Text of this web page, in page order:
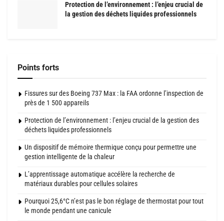
Protection de l’environnement : l’enjeu crucial de
la gestion des déchets liquides professionnels
Points forts
Fissures sur des Boeing 737 Max : la FAA ordonne l’inspection de
près de 1 500 appareils
Protection de l’environnement : l’enjeu crucial de la gestion des
déchets liquides professionnels
Un dispositif de mémoire thermique conçu pour permettre une
gestion intelligente de la chaleur
L’apprentissage automatique accélère la recherche de
matériaux durables pour cellules solaires
Pourquoi 25,6°C n’est pas le bon réglage de thermostat pour tout
le monde pendant une canicule